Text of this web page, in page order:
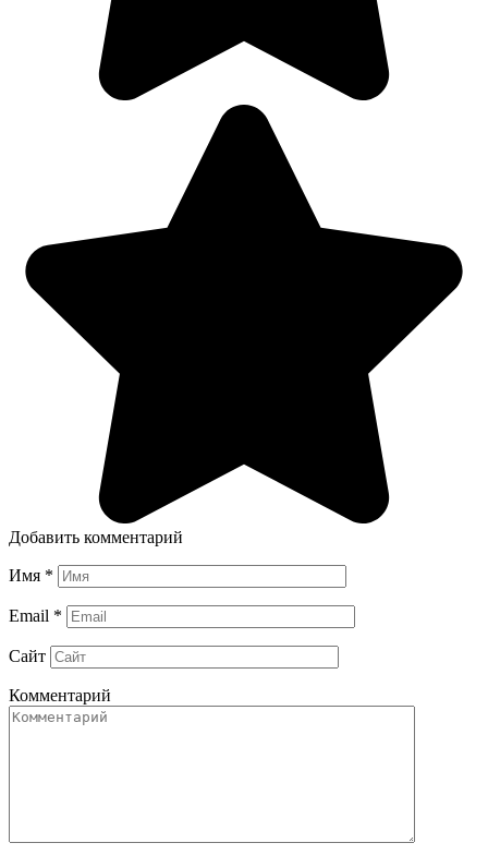
Добавить комментарий
Имя *
Email *
Сайт
Комментарий